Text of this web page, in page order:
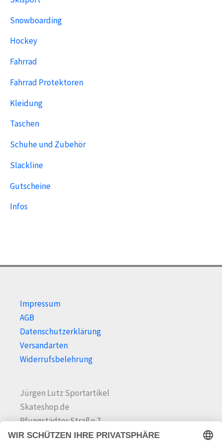
Snowboarding
Hockey
Fahrrad
Fahrrad Protektoren
Kleidung
Taschen
Schuhe und Zubehör
Slackline
Gutscheine
Infos
Impressum
AGB
Datenschutzerklärung
Versandarten
Widerrufsbelehrung
Jürgen Lutz Sportartikel
Skateshop.de
Pfungstädter Straße 7
64342 Seeheim-Jugenheim